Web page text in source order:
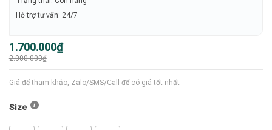
Hỗ trợ tư vấn: 24/7
2.000.000₫
Giá
gốc
là:
1.700.000₫
Giá
hiện
tại
Giá để tham khảo, Zalo/SMS/Call để có giá tốt nhất
Size